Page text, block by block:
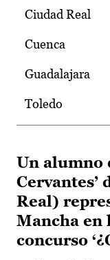
Ciudad Real
Cuenca
Guadalajara
Toledo
Un alumno
Cervantes’
Real)
Mancha en
concurso